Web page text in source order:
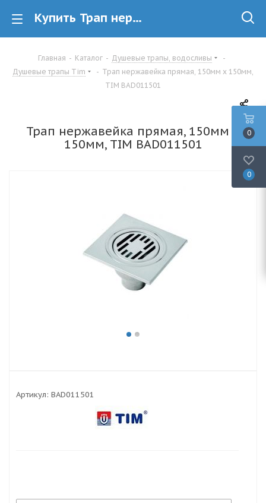
Купить Трап нержавейка прямая, 150мм х 150мм, TIM, арт. BAD011501 в Минске
Главная - Каталог - Душевые трапы, водосливы
-
Душевые трапы Tim
- Трап нержавейка прямая, 150мм х 150мм,
TIM BAD011501
Трап нержавейка прямая, 150мм х
150мм, TIM BAD011501
Артикул: BAD011501
0
0